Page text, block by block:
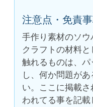
注意点・免責
手作り素材のソ
クラフトの材料
触れるものは、
し、何か問題が
い。ここに掲載
われてる事を記